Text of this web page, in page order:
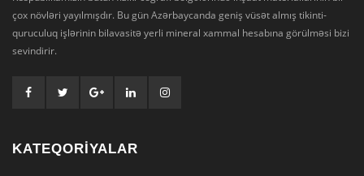
çox növləri yayılmışdır. Bu gün Azərbaycanda geniş vüsət almış tikinti-
quruculuq işlərinin bilavasitə yerli mineral xammal hesabına görülməsi bizi
sevindirir.
KATEQORİYALAR